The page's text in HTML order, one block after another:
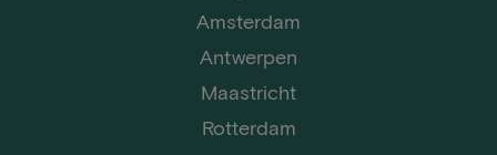
Amsterdam
Antwerpen
Maastricht
Rotterdam